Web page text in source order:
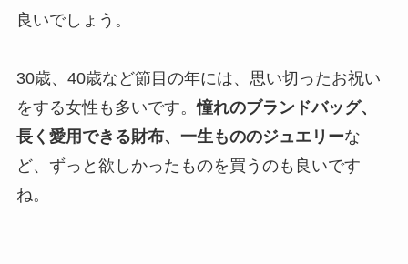
良いでしょう。
30歳、40歳など節目の年には、思い切ったお祝い
をする女性も多いです。憧れのブランドバッグ、
長く愛用できる財布、一生もののジュエリーな
ど、ずっと欲しかったものを買うのも良いです
ね。